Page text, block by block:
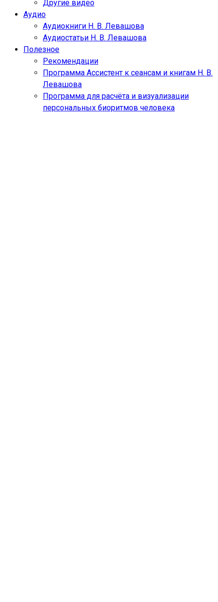
Другие видео
Аудио
Аудиокниги Н. В. Левашова
Аудиостатьи Н. В. Левашова
Полезное
Рекомендации
Программа Ассистент к сеансам и книгам Н. В.
Левашова
Программа для расчёта и визуализации
персональных биоритмов человека